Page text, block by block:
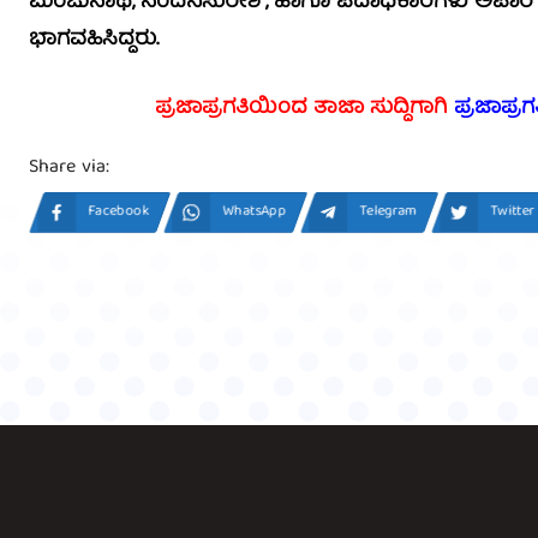
ಭಾಗವಹಿಸಿದ್ದರು.
ಪ್ರಜಾಪ್ರಗತಿಯಿಂದ ತಾಜಾ ಸುದ್ದಿಗಾಗಿ
Share via:
Facebook WhatsApp Telegram Twitter